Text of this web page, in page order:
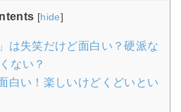
[hide]
は失笑だけど面白い？硬派な
ない？
白い！楽しいけどくどいとい